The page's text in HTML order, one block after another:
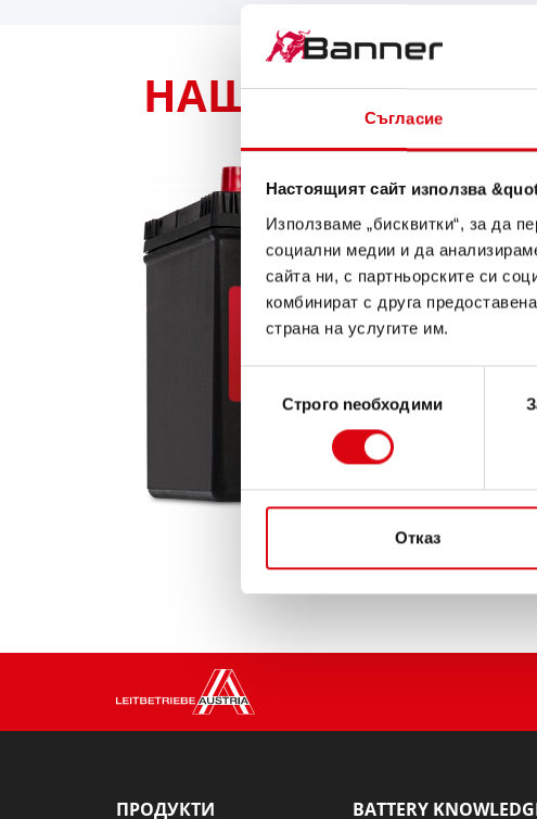
Съгласие
Настоящият сайт използва
Използваме „бисквитки“, за да
социални медии и да
сайта ни, с партньорските си
комбинират с друга
страна на услугите им.
на
Строго nеобходими
Отказ
НАШАТА
ПРОДУКТИ BATTERY